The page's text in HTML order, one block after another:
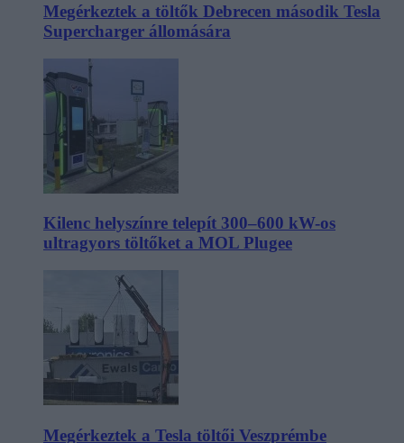
Megérkeztek a töltők Debrecen második Tesla
Supercharger állomására
Kilenc helyszínre telepít 300–600 kW-os
ultragyors töltőket a MOL Plugee
Megérkeztek a Tesla töltői Veszprémbe